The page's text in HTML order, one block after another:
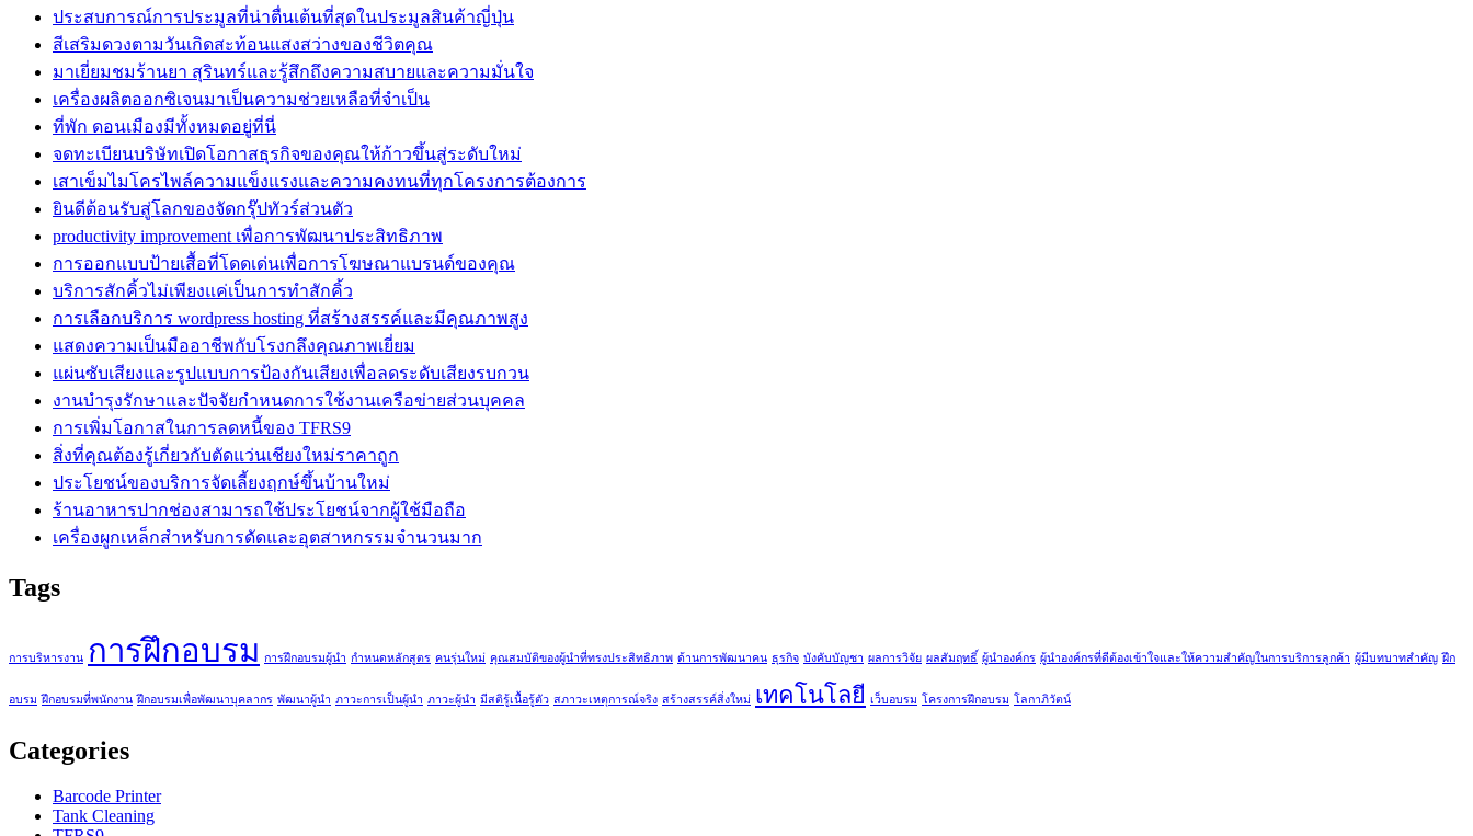
ประสบการณ์การประมูลที่น่าตื่นเต้นที่สุดในประมูลสินค้าญี่ปุ่น
สีเสริมดวงตามวันเกิดสะท้อนแสงสว่างของชีวิตคุณ
มาเยี่ยมชมร้านยา สุรินทร์และรู้สึกถึงความสบายและความมั่นใจ
เครื่องผลิตออกซิเจนมาเป็นความช่วยเหลือที่จำเป็น
ที่พัก ดอนเมืองมีทั้งหมดอยู่ที่นี่
จดทะเบียนบริษัทเปิดโอกาสธุรกิจของคุณให้ก้าวขึ้นสู่ระดับใหม่
เสาเข็มไมโครไพล์ความแข็งแรงและความคงทนที่ทุกโครงการต้องการ
ยินดีต้อนรับสู่โลกของจัดกรุ๊ปทัวร์ส่วนตัว
productivity improvement เพื่อการพัฒนาประสิทธิภาพ
การออกแบบป้ายเสื้อที่โดดเด่นเพื่อการโฆษณาแบรนด์ของคุณ
บริการสักคิ้วไม่เพียงแค่เป็นการทำสักคิ้ว
การเลือกบริการ wordpress hosting ที่สร้างสรรค์และมีคุณภาพสูง
แสดงความเป็นมืออาชีพกับโรงกลึงคุณภาพเยี่ยม
แผ่นซับเสียงและรูปแบบการป้องกันเสียงเพื่อลดระดับเสียงรบกวน
งานบำรุงรักษาและปัจจัยกำหนดการใช้งานเครือข่ายส่วนบุคคล
การเพิ่มโอกาสในการลดหนี้ของ TFRS9
สิ่งที่คุณต้องรู้เกี่ยวกับตัดแว่นเชียงใหม่ราคาถูก
ประโยชน์ของบริการจัดเลี้ยงฤกษ์ขึ้นบ้านใหม่
ร้านอาหารปากช่องสามารถใช้ประโยชน์จากผู้ใช้มือถือ
เครื่องผูกเหล็กสำหรับการดัดและอุตสาหกรรมจำนวนมาก
Tags
การบริหารงาน การฝึกอบรม การฝึกอบรมผู้นำ กำหนดหลักสูตร คนรุ่นใหม่ คุณสมบัติของผู้นำที่ทรงประสิทธิภาพ ด้านการพัฒนาคน ธุรกิจ บังคับบัญชา ผลการวิจัย ผลสัมฤทธิ์ ผู้นำองค์กร ผู้นำองค์กรที่ดีต้องเข้าใจและให้ความสำคัญในการบริการลูกค้า ผู้มีบทบาทสำคัญ ฝึก
อบรม ฝึกอบรมที่พนักงาน ฝึกอบรมเพื่อพัฒนาบุคลากร พัฒนาผู้นำ ภาวะการเป็นผู้นำ ภาวะผู้นำ มีสติรู้เนื้อรู้ตัว สภาวะเหตุการณ์จริง สร้างสรรค์สิ่งใหม่ เทคโนโลยี เว็บอบรม โครงการฝึกอบรม โลกาภิวัตน์
Categories
Barcode Printer
Tank Cleaning